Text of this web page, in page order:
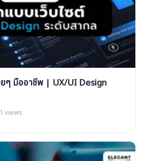
ยๆ มืออาชีพ | UX/UI Design
views